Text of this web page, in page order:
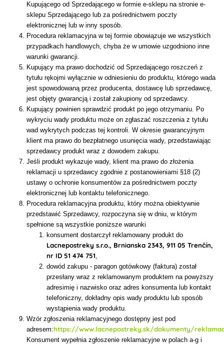
Kupującego od Sprzedającego w formie e-sklepu na stronie e-
sklepu Sprzedającego lub za pośrednictwem poczty
elektronicznej lub w inny sposób.
Procedura reklamacyjna w tej formie obowiązuje we wszystkich
przypadkach handlowych, chyba że w umowie uzgodniono inne
warunki gwarancji.
Kupujący ma prawo dochodzić od Sprzedającego roszczeń z
tytułu rękojmi wyłącznie w odniesieniu do produktu, którego wada
jest spowodowaną przez producenta, dostawcę lub sprzedawcę,
jest objęty gwarancją i został zakupiony od sprzedawcy.
Kupujący powinien sprawdzić produkt po jego otrzymaniu. Po
wykryciu wady produktu może on zgłaszać roszczenia z tytułu
wad wykrytych podczas tej kontroli. W okresie gwarancyjnym
klient ma prawo do bezpłatnego usunięcia wady, przedstawiając
sprzedawcy produkt wraz z dowodem zakupu.
Jeśli produkt wykazuje wady, klient ma prawo do złożenia
reklamacji u sprzedawcy zgodnie z postanowieniami §18 (2)
ustawy o ochronie konsumentów za pośrednictwem poczty
elektronicznej lub kontaktu telefonicznego.
Procedura reklamacyjna produktu, który można obiektywnie
przedstawić Sprzedawcy, rozpoczyna się w dniu, w którym
spełnione są wszystkie poniższe warunki
konsument dostarczył reklamowany produkt do
Lacnepostreky s.r.o., Brnianska 2343, 911 05 Trenčín,
nr ID 51 474 751,
dowód zakupu - paragon gotówkowy (faktura) został
przesłany wraz z reklamowanym produktem na powyższy
adresimię i nazwisko oraz adres konsumenta lub kontakt
telefoniczny, dokładny opis wady produktu lub sposób
wystąpienia wady produktu.
Wzór zgłoszenia reklamacyjnego dostępny jest pod
adresem:https://www.lacnepostreky.sk/dokumenty/
Konsument wypełnia zgłoszenie reklamacyjne w polach a-g i